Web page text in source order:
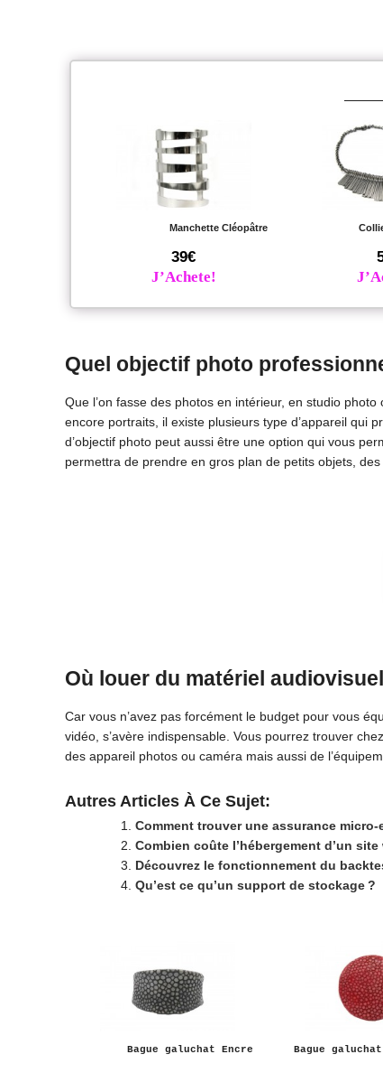
Manchette Cléopâtre
39€
J’Achete!
Quel objectif photo
Que l’on fasse des photos en intérieur, en studio
encore portraits, il existe plusieurs type d’appareil qui
d’objectif photo peut aussi être une option qui vous
permettra de prendre en gros plan de petits objets,
Où louer du matériel
Car vous n’avez pas forcément le budget pour vous
vidéo, s’avère indispensable. Vous pourrez trouver
des appareil photos ou caméra mais aussi de
Autres Articles À Ce Sujet:
Comment trouver une assurance
Combien coûte l’hébergement d’un site
Découvrez le fonctionnement du
Qu’est ce qu’un support de stockage ?
Bague galuchat Encre Bague